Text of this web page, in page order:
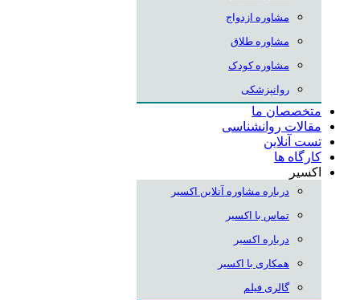
مشاوره ازدواج
مشاوره طلاق
مشاوره کودک
روانپزشکی
متخصصان ما
مقالات روانشناسی
تست آنلاین
کارگاه ها
اکسیر
درباره مشاوره آنلاین اکسیر
تماس با اکسیر
درباره اکسیر
همکاری با اکسیر
گالری فیلم